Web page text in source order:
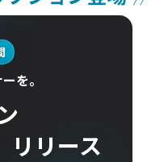
を。
リリース